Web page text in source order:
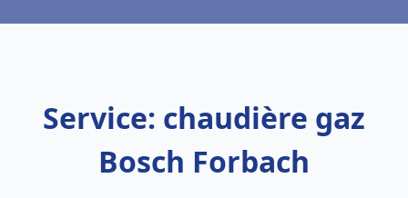
Service: chaudière gaz
Bosch Forbach